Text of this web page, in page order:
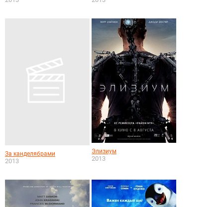
За канделябрами
2013
Элизиум
2013